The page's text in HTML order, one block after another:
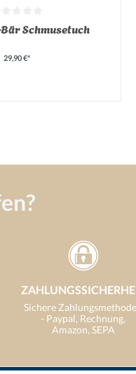
von 0 von 5
Schmusetuch
29,90 €*
Sichere
- Paypal, Rechnung,
Amazon, SEPA